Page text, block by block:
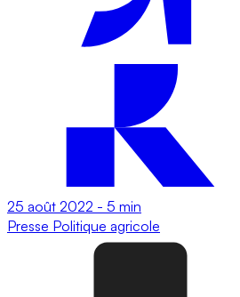
25 août 2022 - 5 min
Presse Politique agricole